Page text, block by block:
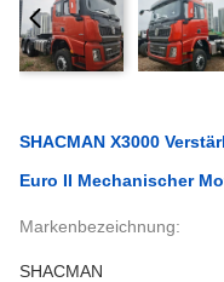
SHACMAN X3000
Euro II Mechanischer
Markenbezeichnung:
SHACMAN